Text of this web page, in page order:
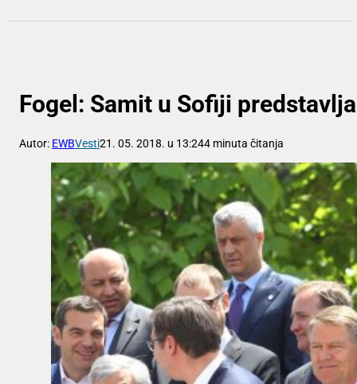
Fogel: Samit u Sofiji
Autor: EWBVesti21. 05. 2018. u 13:244 minuta čitanja